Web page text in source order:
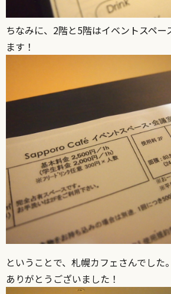
ちなみに、2階と5階はイベントスペー
ます！
ということで、札幌カフェさんでした
ありがとうございました！